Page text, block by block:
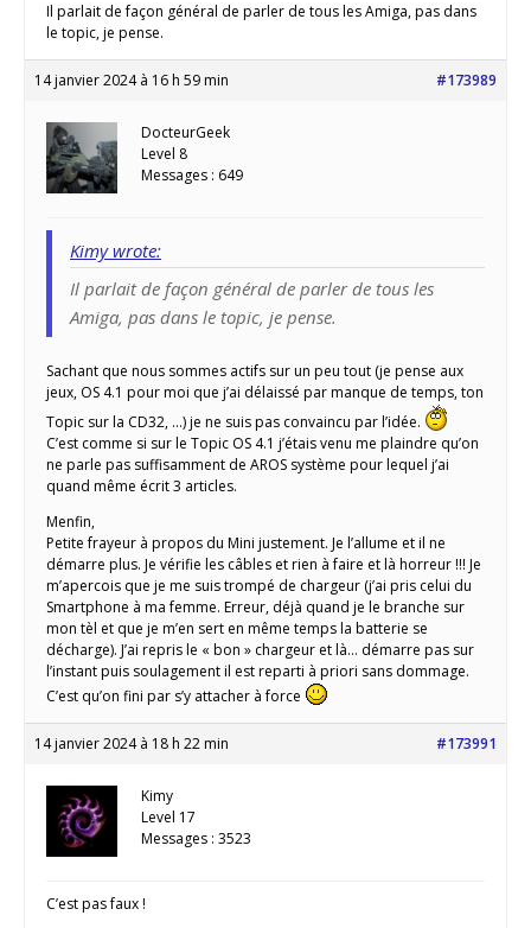
Il parlait de façon général de parler de tous les Amiga, pas dans
le topic, je pense.
14 janvier 2024 à 16 h 59 min #173989
DocteurGeek
Level 8
Messages : 649
Kimy wrote:
Il parlait de façon général de parler de tous les
Amiga, pas dans le topic, je pense.
Sachant que nous sommes actifs sur un peu tout (je pense aux
jeux, OS 4.1 pour moi que j’ai délaissé par manque de temps, ton
Topic sur la CD32, …) je ne suis pas convaincu par l’idée.
C’est comme si sur le Topic OS 4.1 j’étais venu me plaindre qu’on
ne parle pas suffisamment de AROS système pour lequel j’ai
quand même écrit 3 articles.
Menfin,
Petite frayeur à propos du Mini justement. Je l’allume et il ne
démarre plus. Je vérifie les câbles et rien à faire et là horreur !!! Je
m’apercois que je me suis trompé de chargeur (j’ai pris celui du
Smartphone à ma femme. Erreur, déjà quand je le branche sur
mon tèl et que je m’en sert en même temps la batterie se
décharge). J’ai repris le « bon » chargeur et là… démarre pas sur
l’instant puis soulagement il est reparti à priori sans dommage.
C’est qu’on fini par s’y attacher à force
14 janvier 2024 à 18 h 22 min #173991
Kimy
Level 17
Messages : 3523
C’est pas faux !